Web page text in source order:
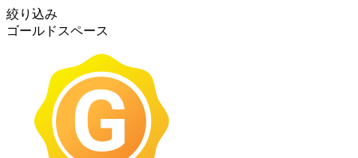
絞り込み
ゴールドスペース